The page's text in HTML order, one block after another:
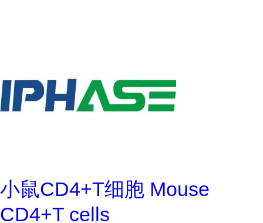
小鼠CD4+T细胞 Mouse
CD4+T cells